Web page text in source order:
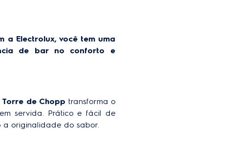
a Electrolux, você tem uma
de bar no conforto e
de Chopp transforma o
servida. Prático e fácil de
originalidade do sabor.